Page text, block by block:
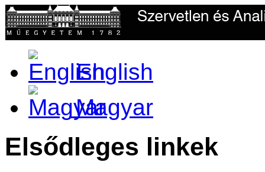
English
Magyar
Elsődleges linkek